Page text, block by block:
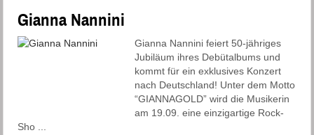
Gianna Nannini
Gianna Nannini feiert 50-jähriges
Jubiläum ihres Debütalbums und
kommt für ein exklusives Konzert
nach Deutschland! Unter dem Motto
“GIANNAGOLD” wird die Musikerin
am 19.09. eine einzigartige Rock-
Sho ...